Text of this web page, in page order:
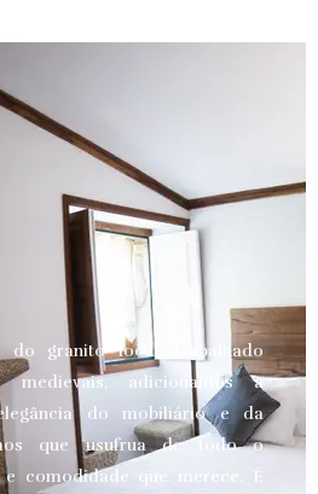
do granito local, trabalhado
adicionamos a
do mobiliário e da
que usufrua de todo o
comodidade que merece.
E